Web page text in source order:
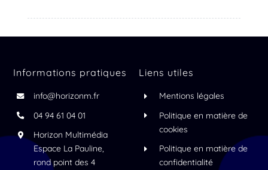
Liens utiles
Mentions légales
Politique en matière de
cookies
Politique en matière de
confidentialité
Informations pratiques
info@horizonm.fr
04 94 61 04 01
Horizon Multimédia
Espace La Pauline,
rond point des 4